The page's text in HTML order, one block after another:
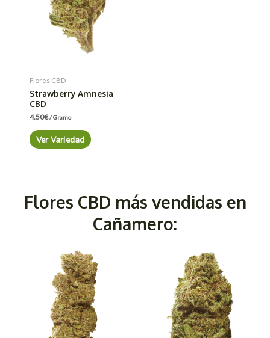
Flores CBD
Strawberry Amnesia
CBD
4.50€/ Gramo
Ver Variedad
Flores CBD más vendidas en
Cañamero: